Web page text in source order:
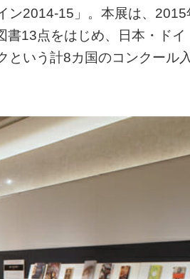
ン2014-15」。本展は、2015
13点をはじめ、日本・ドイ
という計8カ国のコンクール